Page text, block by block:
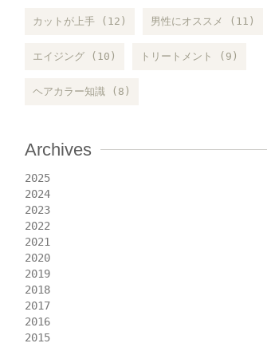
カットが上手 (12) 男性にオススメ (11)
エイジング (10) トリートメント (9)
ヘアカラー知識 (8)
Archives
2025
2024
2023
2022
2021
2020
2019
2018
2017
2016
2015